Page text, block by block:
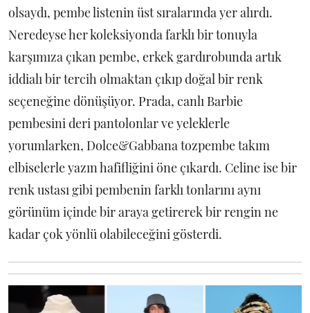
olsaydı, pembe listenin üst sıralarında yer alırdı.
Neredeyse her koleksiyonda farklı bir tonuyla
karşımıza çıkan pembe, erkek gardırobunda artık
iddialı bir tercih olmaktan çıkıp doğal bir renk
seçeneğine dönüşüyor. Prada, canlı Barbie
pembesini deri pantolonlar ve yeleklerle
yorumlarken, Dolce&Gabbana tozpembe takım
elbiselerle yazın hafifliğini öne çıkardı. Celine ise bir
renk ustası gibi pembenin farklı tonlarını aynı
görünüm içinde bir araya getirerek bir rengin ne
kadar çok yönlü olabileceğini gösterdi.